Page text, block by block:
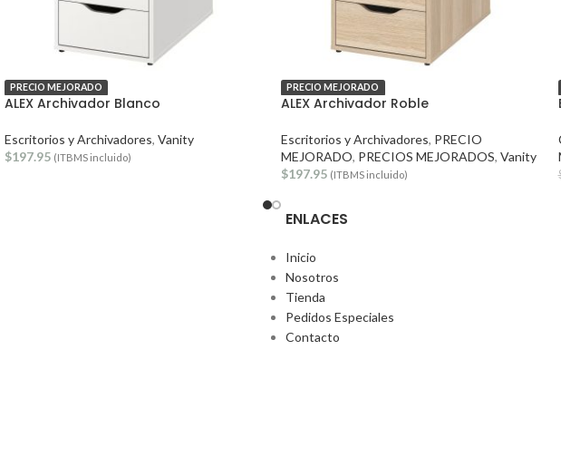
PRECIO MEJORADO
ALEX Archivador Blanco
Escritorios y Archivadores, Vanity
$197.95 (ITBMS incluido)
PRECIO MEJORADO
ALEX Archivador Roble
Escritorios y Archivadores, PRECIO
MEJORADO, PRECIOS MEJORADOS, Vanity
$197.95 (ITBMS incluido)
ENLACES
Inicio
Nosotros
Tienda
Pedidos Especiales
Contacto